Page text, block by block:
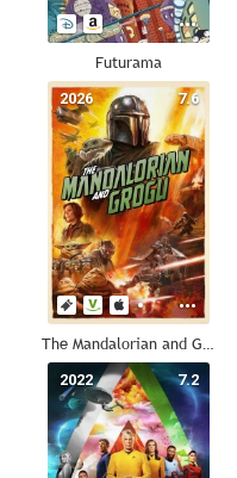
Futurama
7.6
2026
The Mandalorian and Grogu
7.2
2022